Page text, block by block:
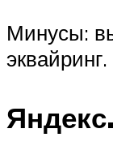
Минусы:
эквайринг.